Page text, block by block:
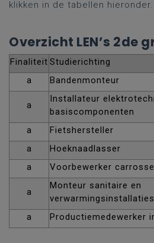
klikken in de tabellen hieronder.
Overzicht LEN’s 2de
Finaliteit Studierichting
a
Bandenmonteur
a
Installateur
basiscomponenten
a Fietshersteller
a
Hoeknaadlasser
a
Voorbewerker
a
Monteur sanitaire en
verwarmingsinstallaties
a Productiemedewerker